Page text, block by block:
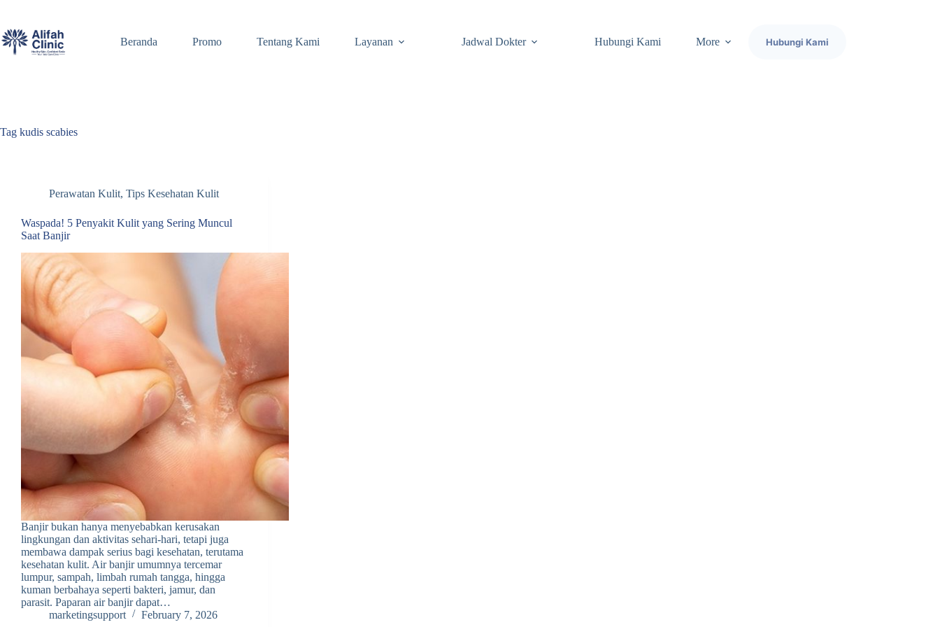
content
Beranda
Promo Tentang Kami Layanan Jadwal Dokter Hubungi Kami More Hubungi Kami
Tag kudis scabies
Perawatan Kulit, Tips Kesehatan Kulit
Waspada! 5 Penyakit Kulit yang Sering Muncul
Saat Banjir
Banjir bukan hanya menyebabkan kerusakan
lingkungan dan aktivitas sehari-hari, tetapi juga
membawa dampak serius bagi kesehatan, terutama
kesehatan kulit. Air banjir umumnya tercemar
lumpur, sampah, limbah rumah tangga, hingga
kuman berbahaya seperti bakteri, jamur, dan
parasit. Paparan air banjir dapat…
marketingsupport
February 7, 2026